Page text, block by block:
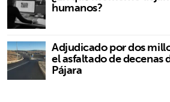
humanos?
Adjudicado por dos
el asfaltado de decenas
Pájara